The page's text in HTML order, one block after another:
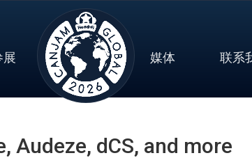
展 媒体 联系
Audeze, dCS, and more